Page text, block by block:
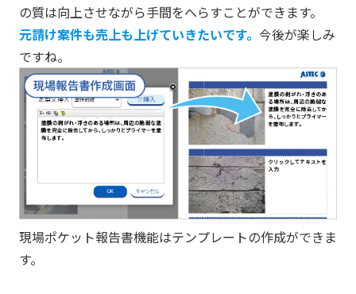
の質は向上させながら手間をへらすことができます。
元請け案件も売上も上げていきたいです。 今後が楽しみ
ですね。
現場ポケット報告書機能はテンプレートの作成ができま
す。